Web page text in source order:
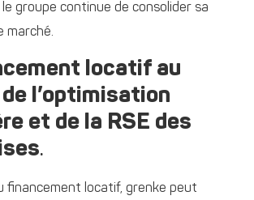
groupe continue de consolider sa
marché.
locatif au
l’optimisation
et de la RSE des
.
financement locatif, grenke peut